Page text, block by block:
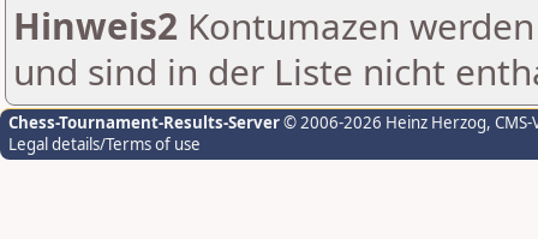
Hinweis2 Kontumazen
und sind in der Liste nicht
Chess-Tournament-Results-Server© 2006-2026 Heinz Herzog,
Legal details/Terms of use